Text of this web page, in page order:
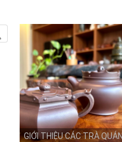
GIỚI THIỆU CÁC TRÀ